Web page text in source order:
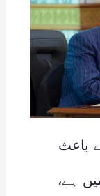
باعث
ہے،